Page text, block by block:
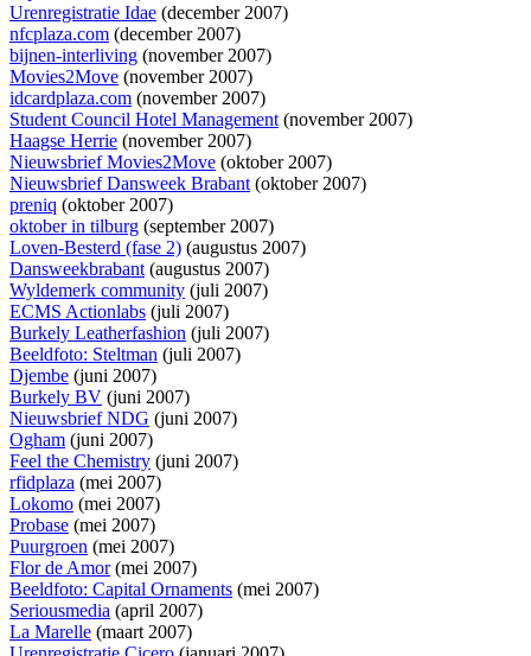
Urenregistratie Idae (december 2007)
nfcplaza.com (december 2007)
bijnen-interliving (november 2007)
Movies2Move (november 2007)
idcardplaza.com (november 2007)
Student Council Hotel Management(november 2007)
Haagse Herrie (november 2007)
Nieuwsbrief Movies2Move (oktober 2007)
Nieuwsbrief Dansweek Brabant(oktober 2007)
preniq (oktober 2007)
oktober in tilburg (september 2007)
Loven-Besterd (fase 2) (augustus 2007)
Dansweekbrabant(augustus 2007)
Wyldemerk community (juli 2007)
ECMS Actionlabs (juli 2007)
Burkely Leatherfashion (juli 2007)
Beeldfoto: Steltman (juli 2007)
Djembe (juni 2007)
Burkely BV (juni 2007)
Nieuwsbrief NDG (juni 2007)
Ogham (juni 2007)
Feel the Chemistry (juni 2007)
rfidplaza (mei 2007)
Lokomo (mei 2007)
Probase (mei 2007)
Puurgroen (mei 2007)
Flor de Amor(mei 2007)
Beeldfoto: Capital Ornaments (mei 2007)
Seriousmedia (april 2007)
La Marelle (maart 2007)